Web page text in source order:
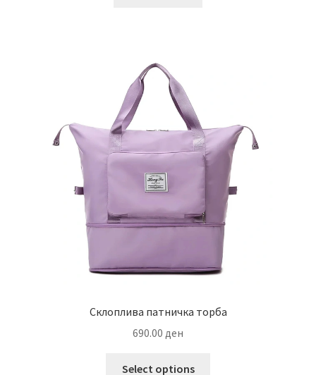
Склоплива патничка торба
690.00 ден
Select options